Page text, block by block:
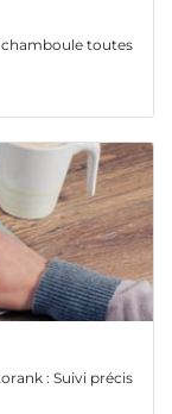
chamboule toutes
: Suivi précis